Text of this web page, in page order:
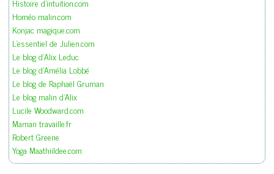
Homéo malin.com
Konjac magique.com
L'essentiel de Julien.com
Le blog d'Alix Leduc
Le blog d'Amélia Lobbé
Le blog de Raphaël Gruman
Le blog malin d'Alix
Lucile Woodward.com
Maman travaille.fr
Robert Greene
Yoga Maathiildee.com